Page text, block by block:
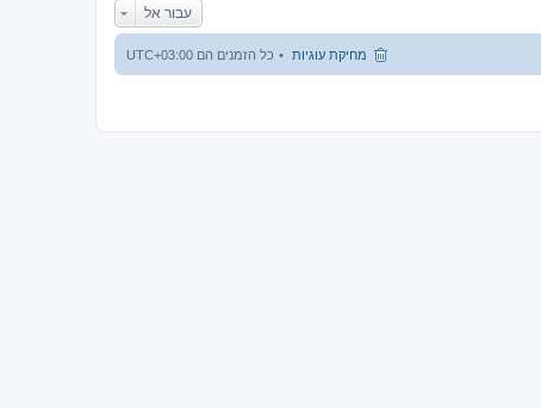
עבור אל
כל הזמנים הם UTC+03:00 מחיקת עוגיות